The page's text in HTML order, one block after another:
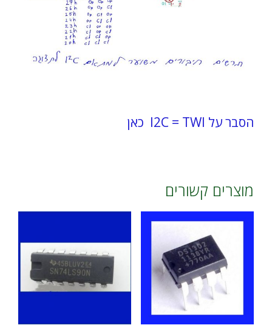
הסבר על I2C = TWI כאן
מוצרים קשורים